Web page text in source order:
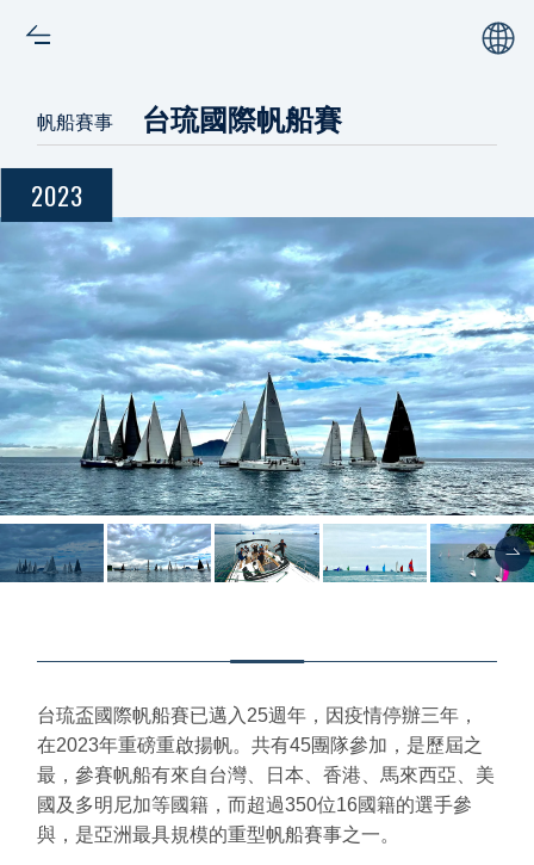
帆船賽事 台琉國際帆船賽
2023
台琉盃國際帆船賽已邁入25週年，因疫情停辦三年，
在2023年重磅重啟揚帆。共有45團隊參加，是歷屆之
最，參賽帆船有來自台灣、日本、香港、馬來西亞、美
國及多明尼加等國籍，而超過350位16國籍的選手參
與，是亞洲最具規模的重型帆船賽事之一。